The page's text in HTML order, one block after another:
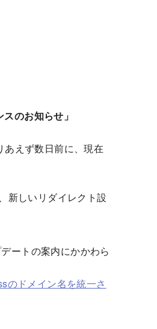
のお知らせ」
あえず数日前に、現在
新しいリダイレクト設
ートの案内にかかわら
のドメイン名を統一さ